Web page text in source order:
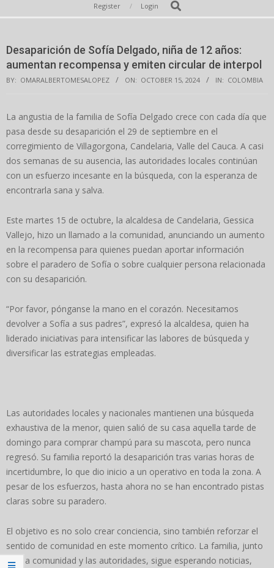
Navigation
Register Login Search
Desaparición de Sofía Delgado, niña de 12 años:
aumentan recompensa y emiten circular de interpol
BY: OMARALBERTOMESALOPEZ ON: OCTOBER 15, 2024 IN: COLOMBIA
La angustia de la familia de Sofía Delgado crece con cada día que
pasa desde su desaparición el 29 de septiembre en el
corregimiento de Villagorgona, Candelaria, Valle del Cauca. A casi
dos semanas de su ausencia, las autoridades locales continúan
con un esfuerzo incesante en la búsqueda, con la esperanza de
encontrarla sana y salva.
Este martes 15 de octubre, la alcaldesa de Candelaria, Gessica
Vallejo, hizo un llamado a la comunidad, anunciando un aumento
en la recompensa para quienes puedan aportar información
sobre el paradero de Sofía o sobre cualquier persona relacionada
con su desaparición.
“Por favor, pónganse la mano en el corazón. Necesitamos
devolver a Sofía a sus padres”, expresó la alcaldesa, quien ha
liderado iniciativas para intensificar las labores de búsqueda y
diversificar las estrategias empleadas.
Las autoridades locales y nacionales mantienen una búsqueda
exhaustiva de la menor, quien salió de su casa aquella tarde de
domingo para comprar champú para su mascota, pero nunca
regresó. Su familia reportó la desaparición tras varias horas de
incertidumbre, lo que dio inicio a un operativo en toda la zona. A
pesar de los esfuerzos, hasta ahora no se han encontrado pistas
claras sobre su paradero.
El objetivo es no solo crear conciencia, sino también reforzar el
sentido de comunidad en este momento crítico. La familia, junto
con la comunidad y las autoridades, sigue esperando noticias,